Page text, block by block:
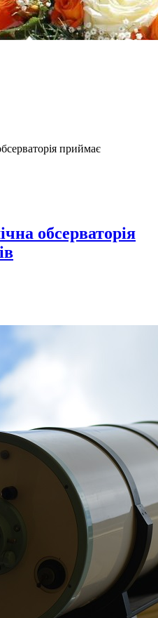
приймає
обсерваторія